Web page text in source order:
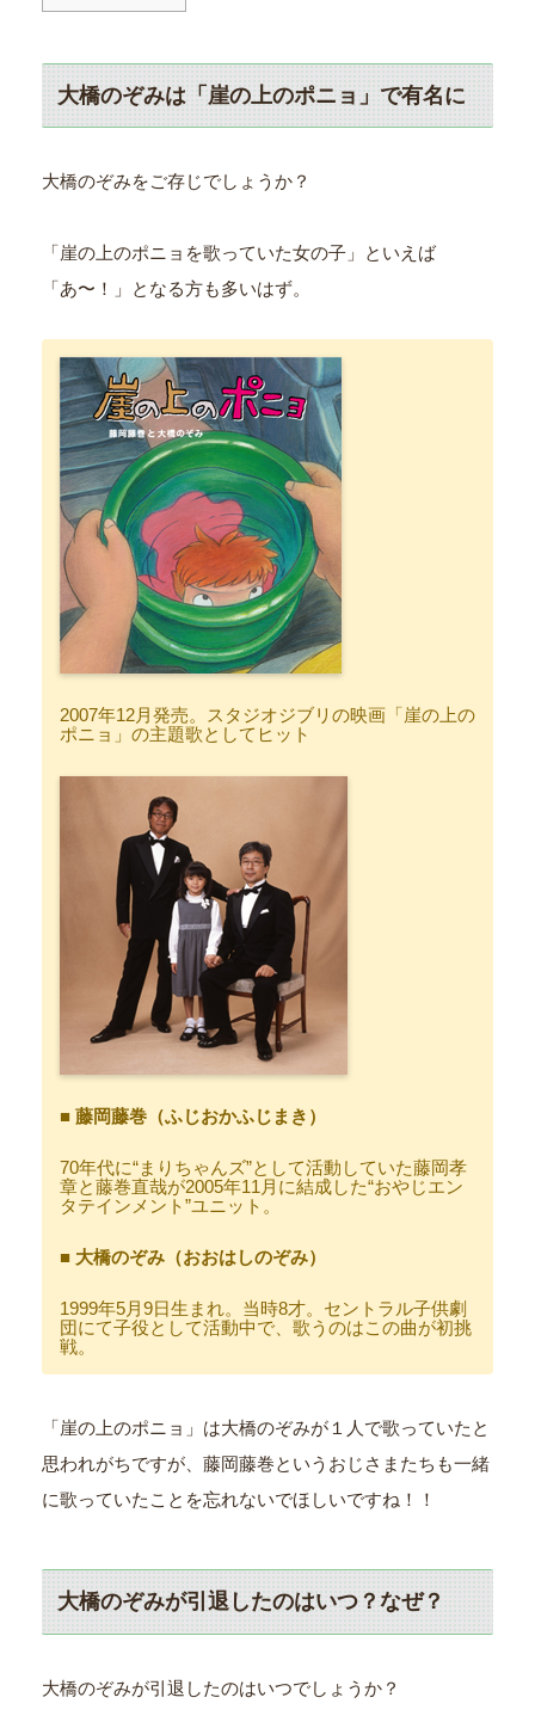
大橋のぞみは「崖の上のポニョ」で有名に
大橋のぞみをご存じでしょうか？
「崖の上のポニョを歌っていた女の子」といえば
「あ〜！」となる方も多いはず。
2007年12月発売。スタジオジブリの映画「崖の上の
ポニョ」の主題歌としてヒット
■ 藤岡藤巻（ふじおかふじまき）
70年代に“まりちゃんズ”として活動していた藤岡孝
章と藤巻直哉が2005年11月に結成した“おやじエン
タテインメント”ユニット。
■ 大橋のぞみ（おおはしのぞみ）
1999年5月9日生まれ。当時8才。セントラル子供劇
団にて子役として活動中で、歌うのはこの曲が初挑
戦。
「崖の上のポニョ」は大橋のぞみが１人で歌っていたと
思われがちですが、藤岡藤巻というおじさまたちも一緒
に歌っていたことを忘れないでほしいですね！！
大橋のぞみが引退したのはいつ？なぜ？
大橋のぞみが引退したのはいつでしょうか？